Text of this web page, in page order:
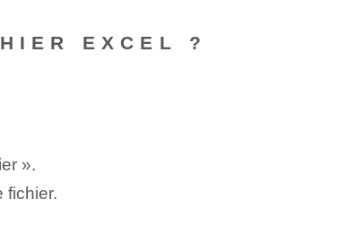
EXCEL ?
».
fichier.